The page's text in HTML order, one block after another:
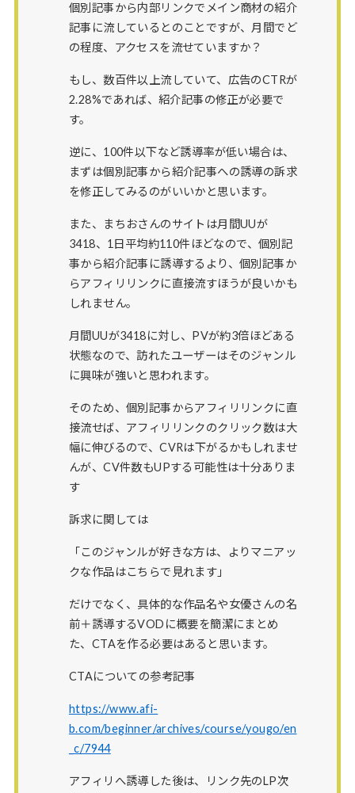
個別記事から内部リンクでメイン商材の紹介
記事に流しているとのことですが、月間でど
の程度、アクセスを流せていますか？
もし、数百件以上流していて、広告のCTRが
2.28%であれば、紹介記事の修正が必要で
す。
逆に、100件以下など誘導率が低い場合は、
まずは個別記事から紹介記事への誘導の訴求
を修正してみるのがいいかと思います。
また、まちおさんのサイトは月間UUが
3418、1日平均約110件ほどなので、個別記
事から紹介記事に誘導するより、個別記事か
らアフィリリンクに直接流すほうが良いかも
しれません。
月間UUが3418に対し、PVが約3倍ほどある
状態なので、訪れたユーザーはそのジャンル
に興味が強いと思われます。
そのため、個別記事からアフィリリンクに直
接流せば、アフィリリンクのクリック数は大
幅に伸びるので、CVRは下がるかもしれませ
んが、CV件数もUPする可能性は十分ありま
す
訴求に関しては
「このジャンルが好きな方は、よりマニアッ
クな作品はこちらで見れます」
だけでなく、具体的な作品名や女優さんの名
前＋誘導するVODに概要を簡潔にまとめ
た、CTAを作る必要はあると思います。
CTAについての参考記事
https://www.afi-
b.com/beginner/archives/course/yougo/en
_c/7944
アフィリへ誘導した後は、リンク先のLP次